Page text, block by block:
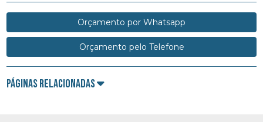
Orçamento por Whatsapp
Orçamento pelo Telefone
Páginas Relacionadas